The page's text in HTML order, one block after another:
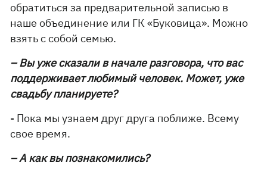
обратиться за предварительной записью в
наше объединение или ГК «Буковица». Можно
взять с собой семью.
– Вы уже сказали в начале разговора, что вас
поддерживает любимый человек. Может, уже
свадьбу планируете?
- Пока мы узнаем друг друга поближе. Всему
свое время.
– А как вы познакомились?